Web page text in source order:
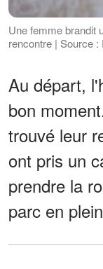
Une femme brandit
rencontre | Source :
Au départ,
bon
trouvé leur
ont pris un
prendre la
parc en